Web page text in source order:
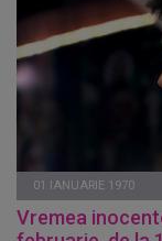
01 IANUARIE 1970
Vremea